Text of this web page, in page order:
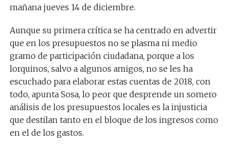
mañana jueves 14 de diciembre.
Aunque su primera crítica se ha centrado en advertir
que en los presupuestos no se plasma ni medio
gramo de participación ciudadana, porque a los
lorquinos, salvo a algunos amigos, no se les ha
escuchado para elaborar estas cuentas de 2018, con
todo, apunta Sosa, lo peor que desprende un somero
análisis de los presupuestos locales es la injusticia
que destilan tanto en el bloque de los ingresos como
en el de los gastos.